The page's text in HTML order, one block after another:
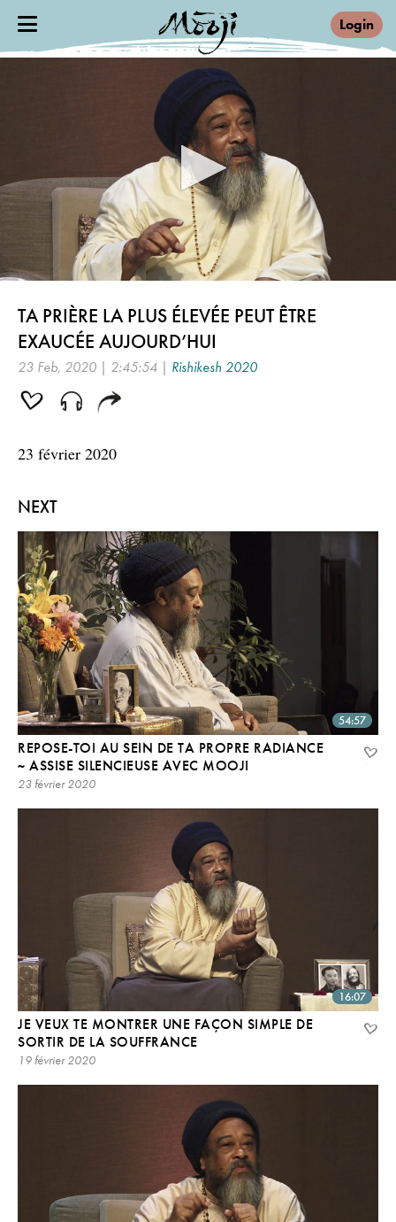
Login
hours,
minutes,
seconds
NEXT
54:57
REPOSE-TOI AU SEIN DE TA PROPRE RADIANCE
~ ASSISE SILENCIEUSE AVEC MOOJI
23 février 2020
16:07
JE VEUX TE MONTRER UNE FAÇON SIMPLE DE
SORTIR DE LA SOUFFRANCE
19 février 2020
TA PRIÈRE LA PLUS ÉLEVÉE PEUT ÊTRE
EXAUCÉE AUJOURD’HUI
23 Feb, 2020 | 2:45:54 | Rishikesh 2020
23 février 2020